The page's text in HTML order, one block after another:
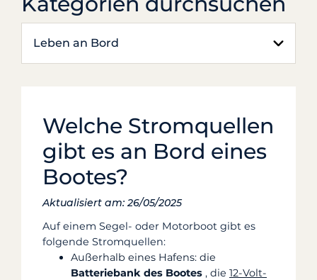
Leben an Bord
Welche Stromquellen
gibt es an Bord eines
Bootes?
Aktualisiert am: 26/05/2025
Auf einem Segel- oder Motorboot gibt es
folgende Stromquellen:
Außerhalb eines Hafens: die
Batteriebank des Bootes , die 12-Volt-